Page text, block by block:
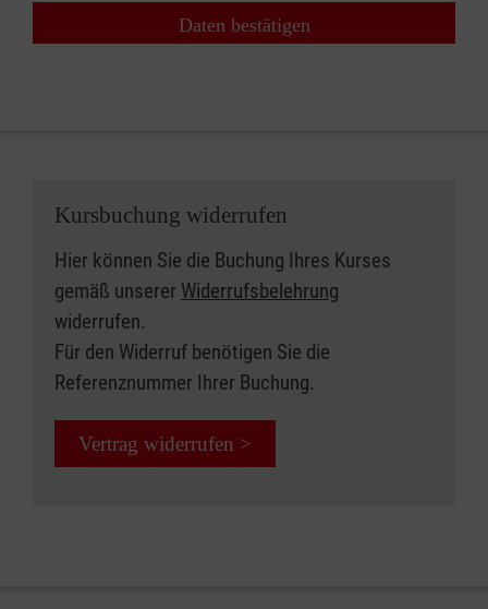
Daten bestätigen
Kursbuchung widerrufen
Hier können Sie die Buchung Ihres Kurses
gemäß unserer Widerrufsbelehrung
widerrufen.
Für den Widerruf benötigen Sie die
Referenznummer Ihrer Buchung.
Vertrag widerrufen >